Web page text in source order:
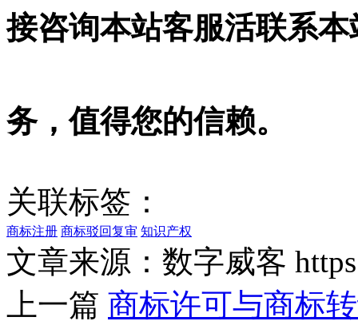
接咨询本站客服活联系
务，值得您的信赖。
关联标签：
商标注册 商标驳回复审 知识产权
文章来源：数字威客
上一篇 商标许可与商标